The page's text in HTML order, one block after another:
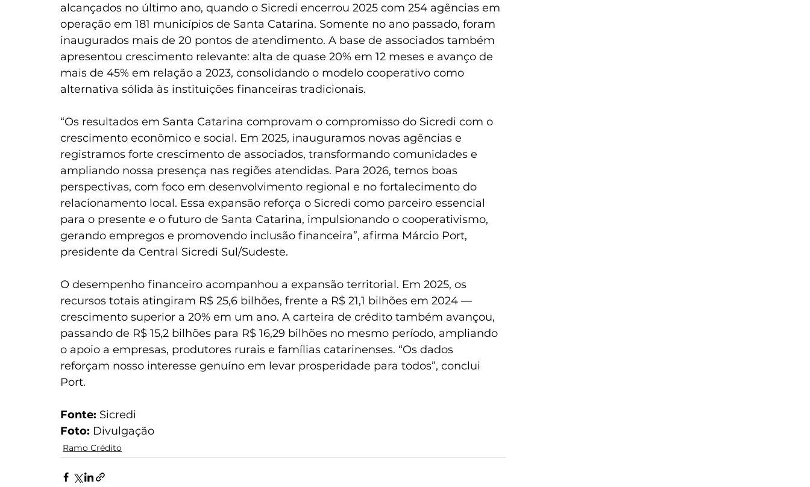
alcançados no último ano, quando o Sicredi encerrou 2025 com 254 agências em
operação em 181 municípios de Santa Catarina. Somente no ano passado, foram
inaugurados mais de 20 pontos de atendimento. A base de associados também
apresentou crescimento relevante: alta de quase 20% em 12 meses e avanço de
mais de 45% em relação a 2023, consolidando o modelo cooperativo como
alternativa sólida às instituições financeiras tradicionais.
“Os resultados em Santa Catarina comprovam o compromisso do Sicredi com o
crescimento econômico e social. Em 2025, inauguramos novas agências e
registramos forte crescimento de associados, transformando comunidades e
ampliando nossa presença nas regiões atendidas. Para 2026, temos boas
perspectivas, com foco em desenvolvimento regional e no fortalecimento do
relacionamento local. Essa expansão reforça o Sicredi como parceiro essencial
para o presente e o futuro de Santa Catarina, impulsionando o cooperativismo,
gerando empregos e promovendo inclusão financeira”, afirma Márcio Port,
presidente da Central Sicredi Sul/Sudeste.
O desempenho financeiro acompanhou a expansão territorial. Em 2025, os
recursos totais atingiram R$ 25,6 bilhões, frente a R$ 21,1 bilhões em 2024 —
crescimento superior a 20% em um ano. A carteira de crédito também avançou,
passando de R$ 15,2 bilhões para R$ 16,29 bilhões no mesmo período, ampliando
o apoio a empresas, produtores rurais e famílias catarinenses. “Os dados
reforçam nosso interesse genuíno em levar prosperidade para todos”, conclui
Port.
Fonte: Sicredi
Foto: Divulgação
Ramo Crédito